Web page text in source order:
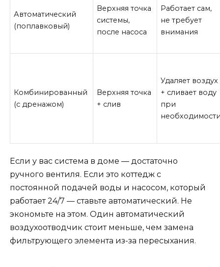
Автоматический
(поплавковый)
Верхняя точка
системы,
после насоса
Работает сам,
не требует
внимания
Комбинированный
(с дренажом)
Верхняя точка
+ слив
Удаляет воздух
+ сливает воду
при
Если у вас система в доме — достаточно
ручного вентиля. Если это коттедж с
постоянной подачей воды и насосом, который
работает 24/7 — ставьте автоматический. Не
экономьте на этом. Один автоматический
воздухоотводчик стоит меньше, чем замена
фильтрующего элемента из-за пересыхания.